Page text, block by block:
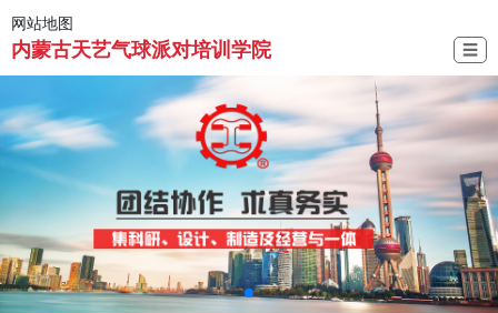
网站地图
内蒙古天艺气球派对培训学院 ☰